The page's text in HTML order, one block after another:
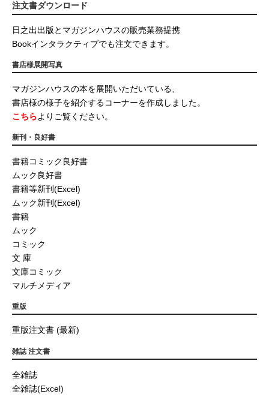
注文書ダウンロード
日之出出版とマガジンハウスの販売業務提携
Bookインタラクティブでも注文できます。
書店様展開写真
マガジンハウスの本を展開いただいている、
書店様の様子を紹介するコーナーを作成しました。
こちらよりご覧ください。
新刊・良好書
書籍コミック良好書
ムック良好書
書籍等新刊(Excel)
ムック新刊(Excel)
書籍
ムック
コミック
文 庫
文庫コミック
マルチメディア
重版
重版注文書 (最新)
雑誌 注文書
全雑誌
全雑誌(Excel)